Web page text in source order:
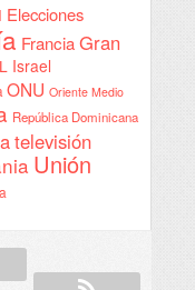
Elecciones
Francia Gran
Israel
ONU Oriente Medio
República Dominicana
televisión
Unión